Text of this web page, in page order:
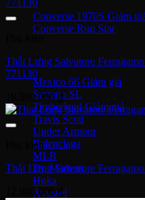
Converse 1970S
Converse Run Star
Onitsuka Tiger
Mexico 66
Serrano SL
Timberland
Travis Scott
Under Armour
Balenciaga
MLB
Dr. Martens
Hoka
Xvessel
Thắt Lưng Salvatore
771130
18,500,000₫
Phụ kiện
Thắt Lưng Salvatore
12,900,000₫